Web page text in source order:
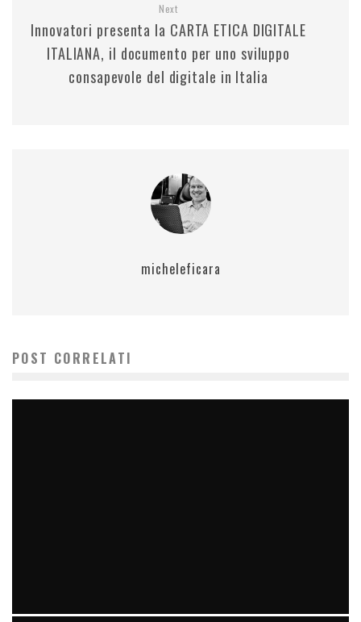
Next
Innovatori presenta la CARTA ETICA DIGITALE
ITALIANA, il documento per uno sviluppo
consapevole del digitale in Italia
micheleficara
POST CORRELATI